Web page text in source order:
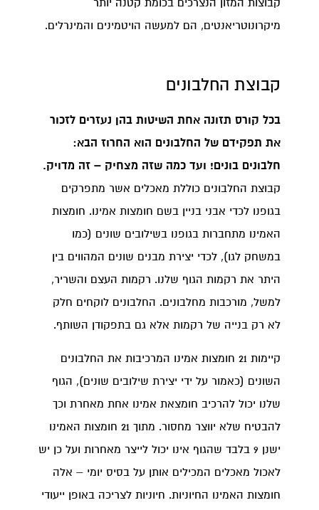
קבוצות המזון הנצרכים בכומת קטנה יותר
מיקרונוטריאנטים, הם למעשה הויטמינים והמינרלים.
קבוצת החלבונים
בכל קורס תזונה אחת השיטות בהן נעזרים לזכור
את תפקידם של החלבונים הוא החרוז הבא:
חלבונים בונים! ועד כמה שזה מצחיק – זה מדויק.
קבוצת החלבונים כוללת מאכלים אשר מתפרקים
בגופנו לכדי אבני בניין בשם חומצות אמינו. חומצות
האמינו מתחברות בגופנו בשילובים שונים (כמו
במשחק לגו), לכדי יצירת מבנים שונים המהווים בין
היתר את רקמות הגוף שלנו. רקמות העצם והשריר,
למשל, מורכבות מחלבונים. החלבונים לוקחים חלק
לא רק בנייה של רקמות אלא גם בתפקודן השותף.
קיימות 21 חומצות אמינו המרכיבות את החלבונים
השונים (כאמור על ידי יצירת שילובים שונים), הגוף
שלנו יכול להרכיב חומצאת אמינו אחת מאחרת וכך
להבטיח שלא יווצר מחסור. מתוך 21 חומצות האמינו
ישנן 9 בלבד שהגוף אינו יכול לייצר מאחרות ועל כן יש
לאכול מאכלים המכילים אותן על בסיס יומי – אלה
חומצות האמינו החיוניות. חיוניות לצריכה באופן ייעודי